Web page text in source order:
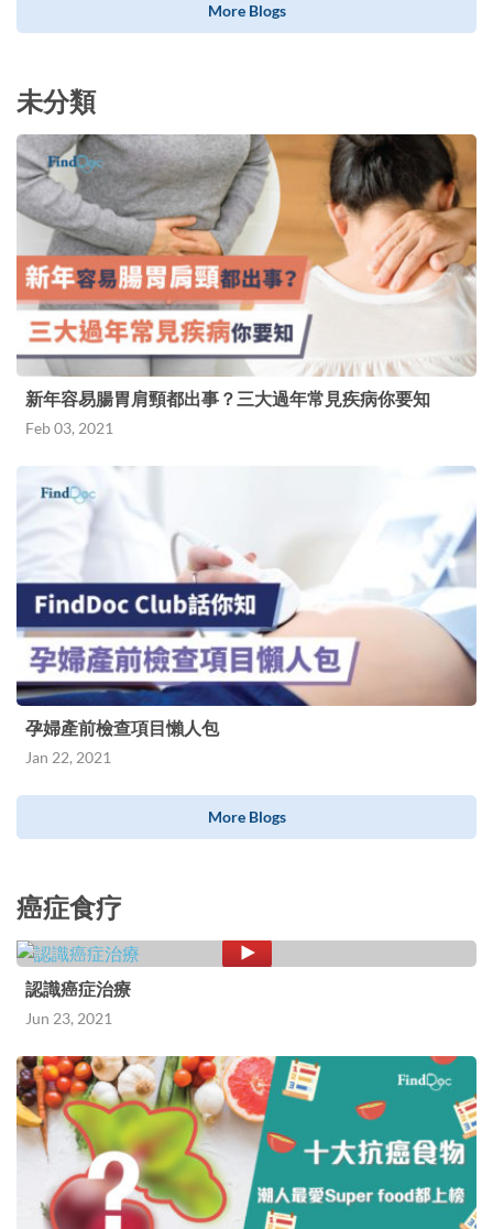
More Blogs
未分類
新年容易腸胃肩頸都出事？三大過年常見疾病你要知
Feb 03, 2021
孕婦產前檢查項目懶人包
Jan 22, 2021
More Blogs
癌症食疗
認識癌症治療
Jun 23, 2021